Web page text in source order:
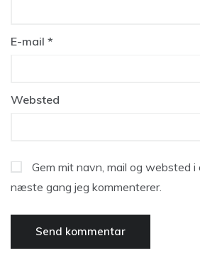
E-mail *
Websted
Gem mit navn, mail og websted
næste gang jeg kommenterer.